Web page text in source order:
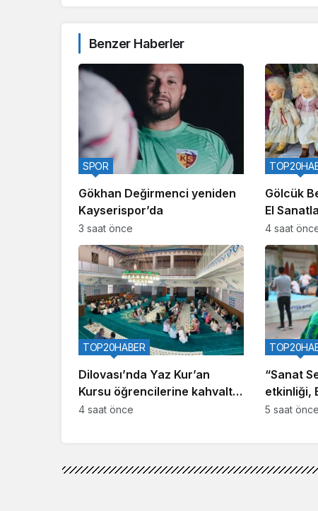
Benzer Haberler
Gökhan Değirmenci yeniden
Kayserispor’da
SPOR
3 saat önce
Gölcük
El
4 saat
Dilovası’nda Yaz Kur’an
Kursu öğrencilerine kahvaltı
buluşması
TOP20HABER
4 saat önce
“Sanat
etkinliği,
kattı
5 saat önce